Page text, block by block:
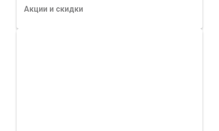
Акции и скидки